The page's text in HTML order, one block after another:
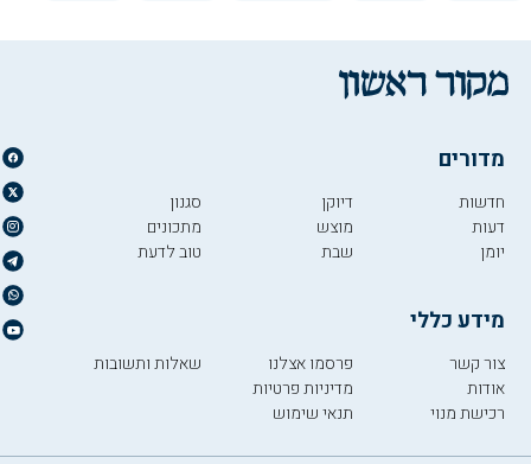
מדורים
חדשות
דעות
יומן
דיוקן
מוצש
שבת
סגנון
מתכונים
טוב לדעת
מידע כללי
צור קשר
אודות
רכישת מנוי
פרסמו אצלנו
מדיניות פרטיות
תנאי שימוש
שאלות ותשובות